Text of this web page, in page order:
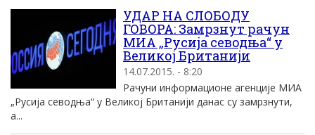
УДАР НА СЛОБОДУ
ГОВОРА: Замрзнут рачун
МИА „Русија севодња“ у
Великој Британији
14.07.2015. - 8:20
Рачуни информационе агенције МИА
„Русија севодња“ у Великој Британији данас су замрзнути,
а...